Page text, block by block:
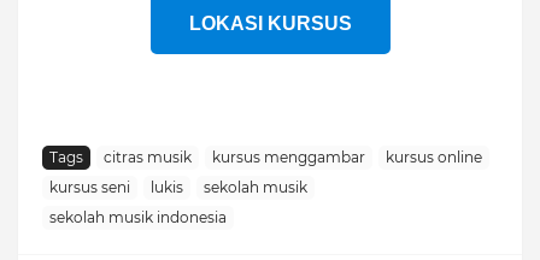
LOKASI KURSUS
Tags citras musik kursus menggambar
kursus online
kursus seni
lukis
sekolah musik
sekolah musik indonesia